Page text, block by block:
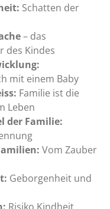
Schatten der
– das
des Kindes
mit einem Baby
Familie ist die
Leben
der Familie:
Vom Zauber
Geborgenheit und